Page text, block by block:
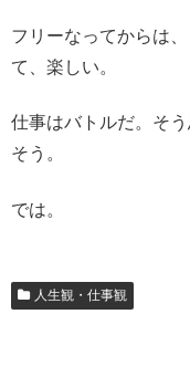
フリーなってからは
て、楽しい。
仕事はバトルだ。そ
そう。
では。
人生観・仕事観